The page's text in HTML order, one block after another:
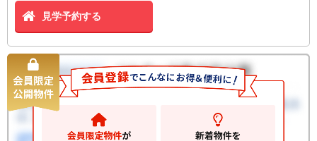
見学予約する